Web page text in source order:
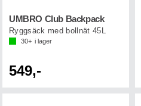
UMBRO Club Backpack
Ryggsäck med bollnät 45L
30+ i lager
549,-